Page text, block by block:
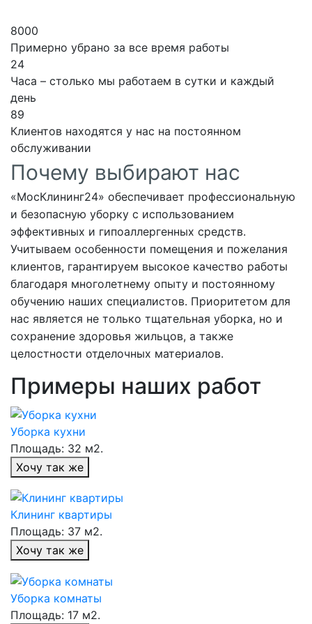
8000
Примерно убрано за все время работы
24
Часа – столько мы работаем в сутки и каждый
день
89
Клиентов находятся у нас на постоянном
обслуживании
Почему выбирают нас
«МосКлининг24» обеспечивает профессиональную
и безопасную уборку с использованием
эффективных и гипоаллергенных средств.
Учитываем особенности помещения и пожелания
клиентов, гарантируем высокое качество работы
благодаря многолетнему опыту и постоянному
обучению наших специалистов. Приоритетом для
нас является не только тщательная уборка, но и
сохранение здоровья жильцов, а также
целостности отделочных материалов.
Примеры наших работ
Уборка кухни
Площадь: 32 м2.
Хочу так же
Клининг квартиры
Площадь: 37 м2.
Хочу так же
Уборка комнаты
Площадь: 17 м2.